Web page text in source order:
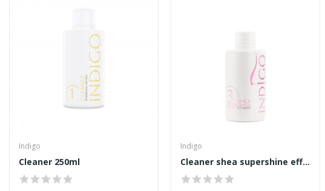
Indigo
Cleaner 250ml
Indigo
Cleaner shea supershine effect 250ml